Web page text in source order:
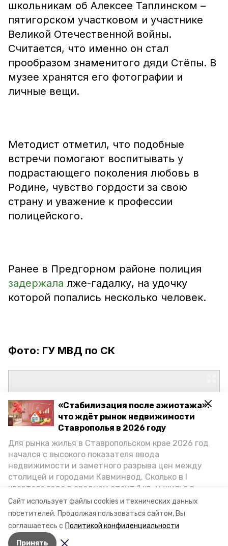
Сайт использует файлы cookies и технических данных
посетителей. Продолжая пользоваться сайтом, Вы
соглашаетесь с Политикой конфиденциальности
Принять
«Стабилизация после ажиотажа»:
что ждёт рынок недвижимости
Ставрополья в 2026 году
Для рынка жилья в Ставропольском крае 2026 год
начался с высокого показателя ввода
недвижимости и заметного разрыва цен между
столицей и городами Кавминвод. Сколько в I
квартале года в среднем стоит 1 кв. м жилья в
городах и округах региона, как изменился спрос на
первичку и вторичку, какова себестоимость
стройки собственного жилья в этом году и какие
прогнозы о стоимости квадратных метров дают
школьникам об Алексее Таплинском –
пятигорском участковом и участнике
Великой Отечественной войны.
Считается, что именно он стал
прообразом знаменитого дяди Стёпы. В
музее хранятся его фотографии и
личные вещи.
Методист отметил, что подобные
встречи помогают воспитывать у
подрастающего поколения любовь в
Родине, чувство гордости за свою
страну и уважение к профессии
полицейского.
Ранее в Предгорном районе полиция
задержала лже-гадалку, на удочку
которой попались несколько человек.
Фото: ГУ МВД по СК